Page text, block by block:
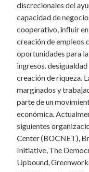
discrecionales del
capacidad de
cooperativo, influir
creación de empleos
oportunidades para
ingresos.
creación de riqueza.
marginados y
parte de un
económica.
siguientes
Center (BOCNET),
Initiative, The
Upbound,